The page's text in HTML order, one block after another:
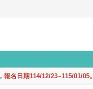
名日期114/12/23~115/01/05。